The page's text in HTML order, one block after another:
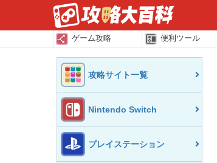
ゲーム攻略 便利ツール
攻略サイト一覧
Nintendo Switch
プレイステーション